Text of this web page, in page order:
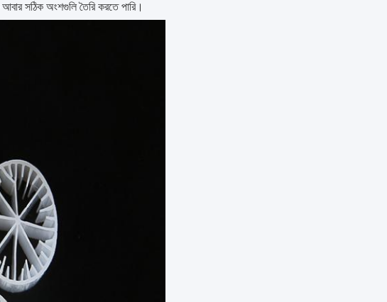
সঠিক অংশগুলি তৈরি করতে পারি।